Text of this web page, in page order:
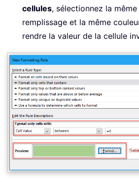
cellules, sélectionnez la
remplissage et la même
rendre la valeur de la cellule